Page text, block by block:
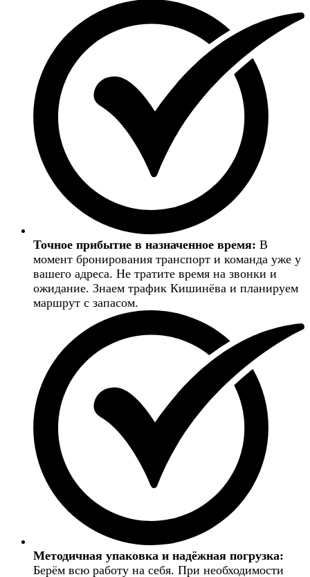
Точное прибытие в назначенное время: В
момент бронирования транспорт и команда уже у
вашего адреса. Не тратите время на звонки и
ожидание. Знаем трафик Кишинёва и планируем
маршрут с запасом.
Методичная упаковка и надёжная погрузка:
Берём всю работу на себя. При необходимости